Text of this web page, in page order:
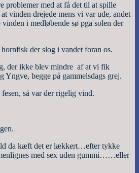
problemer med at få det til at spille
vinden drejede mens vi var ude, andet
i medløbende sø pga solen der
der slog i vandet foran os.
der ikke blev mindre af at vi fik
Yngve, begge på gammelsdags grej.
så var der rigelig vind.
da kæft det er lækkert…efter tykke
med sex uden gummi……eller